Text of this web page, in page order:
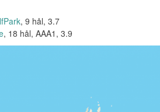
, 9 hål, 3.7
, 18 hål, AAA1, 3.9